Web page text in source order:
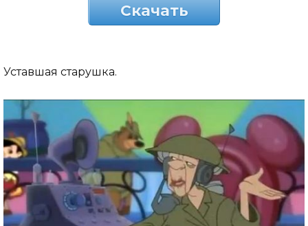
Скачать
Уставшая старушка.